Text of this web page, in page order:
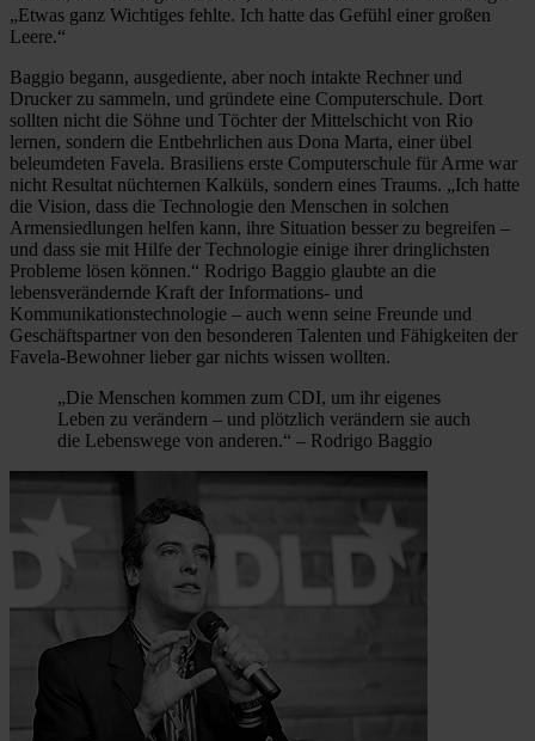
„Etwas ganz Wichtiges fehlte. Ich hatte das Gefühl einer großen
Leere.“
Baggio begann, ausgediente, aber noch intakte Rechner und
Drucker zu sammeln, und gründete eine Computerschule. Dort
sollten nicht die Söhne und Töchter der Mittelschicht von Rio
lernen, sondern die Entbehrlichen aus Dona Marta, einer übel
beleumdeten Favela. Brasiliens erste Computerschule für Arme war
nicht Resultat nüchternen Kalküls, sondern eines Traums. „Ich hatte
die Vision, dass die Technologie den Menschen in solchen
Armensiedlungen helfen kann, ihre Situation besser zu begreifen –
und dass sie mit Hilfe der Technologie einige ihrer dringlichsten
Probleme lösen können.“ Rodrigo Baggio glaubte an die
lebensverändernde Kraft der Informations- und
Kommunikationstechnologie – auch wenn seine Freunde und
Geschäftspartner von den besonderen Talenten und Fähigkeiten der
Favela-Bewohner lieber gar nichts wissen wollten.
„Die Menschen kommen zum CDI, um ihr eigenes
Leben zu verändern – und plötzlich verändern sie auch
die Lebenswege von anderen.“ – Rodrigo Baggio